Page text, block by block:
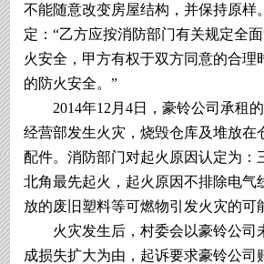
不能随意改变房屋结构，并保持原样
定：“乙方应按消防部门有关规定全
火安全，甲方有权于双方同意的合理
的防火安全。”
2014年12月4日，豪铃公司承租的
经营部发生火灾，烧毁仓库及堆放在
配件。消防部门对起火原因认定为：
北角最先起火，起火原因不排除电气
放的废旧塑料等可燃物引发火灾的可
火灾发生后，村委会以豪铃公司
成损失扩大为由，起诉要求豪铃公司